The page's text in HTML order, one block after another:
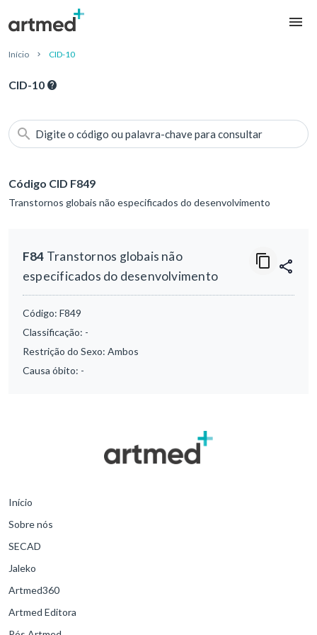
Início CID-10
CID-10
Digite o código ou palavra-chave para consultar
Código CID F849
Transtornos globais não especificados do desenvolvimento
F84 Transtornos globais não
especificados do desenvolvimento
Código: F849
Classificação: -
Restrição do Sexo: Ambos
Causa óbito: -
Início
Sobre nós
SECAD
Jaleko
Artmed360
Artmed Editora